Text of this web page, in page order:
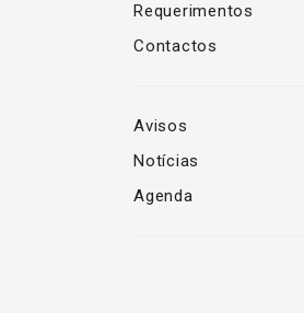
Requerimentos
Contactos
Avisos
Notícias
Agenda